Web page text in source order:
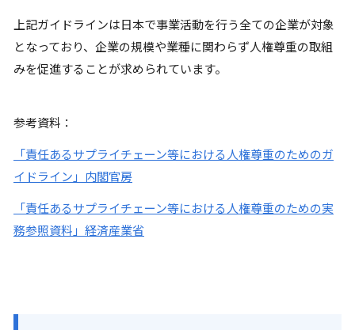
上記ガイドラインは日本で事業活動を行う全ての企業が対象
となっており、企業の規模や業種に関わらず人権尊重の取組
みを促進することが求められています。
参考資料：
「責任あるサプライチェーン等における人権尊重のためのガ
イドライン」内閣官房
「責任あるサプライチェーン等における人権尊重のための実
務参照資料」経済産業省